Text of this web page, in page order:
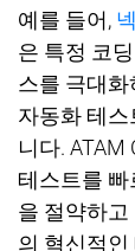
예를 들어,
은 특정 코
스를 극대
자동화 테스
니다. ATAM
테스트를
을 절약하
의 혁신적